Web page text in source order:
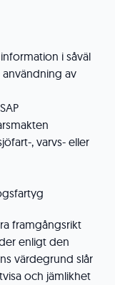
i såväl
av
, varvs- eller
framgångsrikt
enligt den
värdegrund slår
och jämlikhet